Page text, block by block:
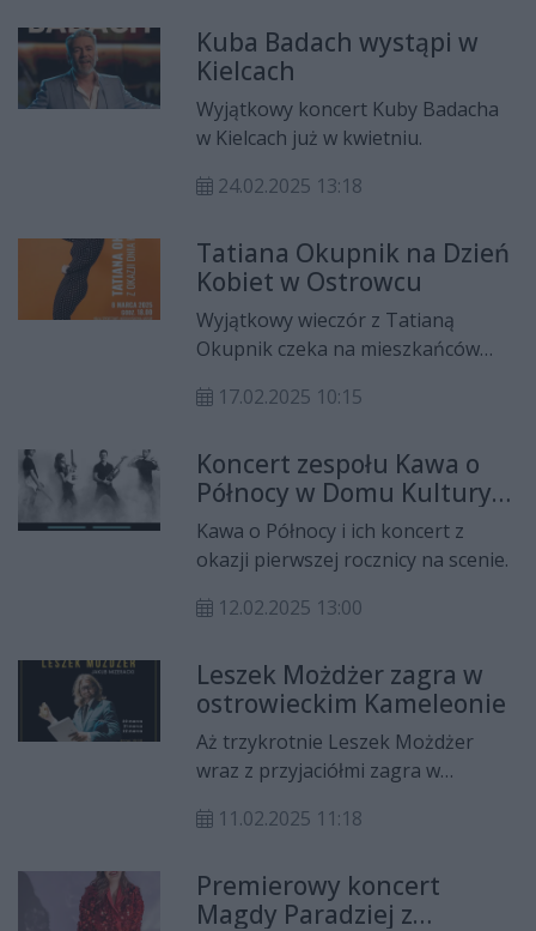
Świętokrzyskim odbędzie się
wyjątkowy koncert organowy.
Kuba Badach wystąpi w
Kielcach
Wyjątkowy koncert Kuby Badacha
w Kielcach już w kwietniu.
24.02.2025 13:18
Tatiana Okupnik na Dzień
Kobiet w Ostrowcu
Wyjątkowy wieczór z Tatianą
Okupnik czeka na mieszkańców
Artystka wystąpi 8 marca, o godz.
widowiskowej MOSiR przy ul.
Świętokrzyskiej 11 z koncertem z
okazji Dnia Kobiet.
17.02.2025 10:15
Koncert zespołu Kawa o
Północy w Domu Kultury
Zameczek
Kawa o Północy i ich koncert z
okazji pierwszej rocznicy na scenie.
12.02.2025 13:00
Leszek Możdżer zagra w
ostrowieckim Kameleonie
Aż trzykrotnie Leszek Możdżer
wraz z przyjaciółmi zagra w
11.02.2025 11:18
Premierowy koncert
Magdy Paradziej z